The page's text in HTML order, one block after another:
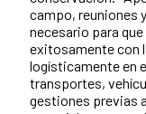
campo, reuniones
necesario para
exitosamente con
logísticamente en
transportes,
gestiones previas